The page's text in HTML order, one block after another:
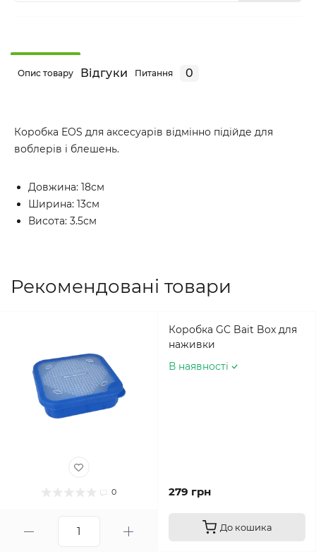
Опис товару Відгуки Питання 0
Коробка EOS для аксесуарів відмінно підійде для
воблерів і блешень.
Довжина: 18см
Ширина: 13см
Висота: 3.5см
Рекомендовані товари
0
Коробка GC Bait Box для
наживки
В наявності
279 грн
До кошика